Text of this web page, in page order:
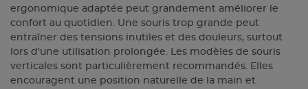
ergonomique adaptée peut grandement améliorer le
confort au quotidien. Une souris trop grande peut
entraîner des tensions inutiles et des douleurs, surtout
lors d'une utilisation prolongée. Les modèles de souris
verticales sont particulièrement recommandés. Elles
encouragent une position naturelle de la main et